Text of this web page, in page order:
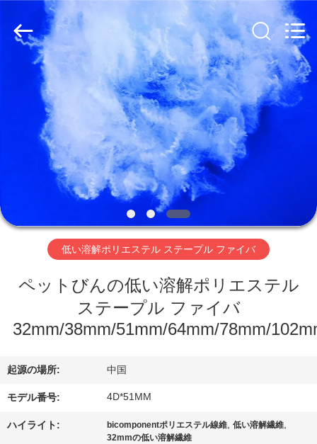
ク
ビ
デ
私
達
supplier.
Copyright
CHANGSHU
低い溶解ポリエステル ステープル ファイバ
ペットびんの低い溶解ポリエステル
ステープル ファイバ
32mm/38mm/51mm/64mm/78mm/
起源の場所: 中国
モデル番号: 4D*51MM
ハイライト: bicomponentポリエステル線維,低い溶解繊維,
32mmの低い溶解繊維